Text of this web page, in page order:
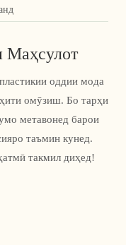
Маҳсулот
оддии мода
омӯзиш. Бо тарҳи
метавонед барои
таъмин кунед.
такмил диҳед!